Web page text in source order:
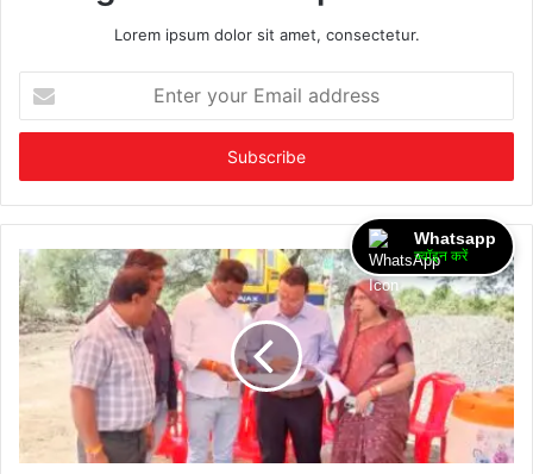
Lorem ipsum dolor sit amet, consectetur.
your
Email
Whatsapp
ज्वॉइन करें